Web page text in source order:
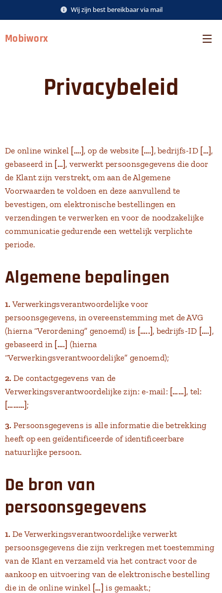
Wij zijn best bereikbaar via mail
Mobiworx
Privacybeleid
De online winkel [….] , op de website [….] , bedrijfs-ID […] ,
gebaseerd in […] , verwerkt persoonsgegevens die door
de Klant zijn verstrekt, om aan de Algemene
Voorwaarden te voldoen en deze aanvullend te
bevestigen, om elektronische bestellingen en
verzendingen te verwerken en voor de noodzakelijke
communicatie gedurende een wettelijk verplichte
periode.
Algemene bepalingen
1. Verwerkingsverantwoordelijke voor
persoonsgegevens, in overeenstemming met de AVG
(hierna “Verordening” genoemd) is […..] , bedrijfs-ID [….] ,
gebaseerd in [….] (hierna
“Verwerkingsverantwoordelijke” genoemd);
2. De contactgegevens van de
Verwerkingsverantwoordelijke zijn: e-mail: [……] , tel:
[………] ;
3. Persoonsgegevens is alle informatie die betrekking
heeft op een geïdentificeerde of identificeerbare
natuurlijke persoon.
De bron van
persoonsgegevens
1. De Verwerkingsverantwoordelijke verwerkt
persoonsgegevens die zijn verkregen met toestemming
van de Klant en verzameld via het contract voor de
aankoop en uitvoering van de elektronische bestelling
die in de online winkel […] is gemaakt.;